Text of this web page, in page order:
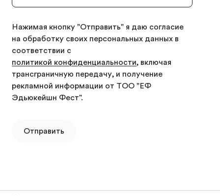
Нажимая кнопку "Отправить" я даю согласие
на обработку своих персональных данных в
соответствии с
политикой конфиденциальности, включая
трансграничную передачу, и получение
рекламной информации от ТОО "ЕФ
Эдьюкейшн Фест".
Отправить